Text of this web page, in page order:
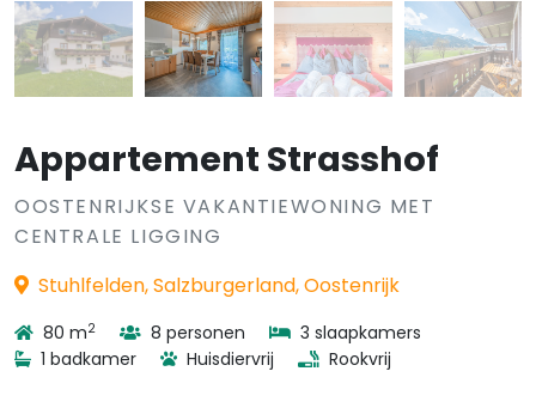
Appartement Strasshof
OOSTENRIJKSE VAKANTIEWONING MET
CENTRALE LIGGING
Stuhlfelden, Salzburgerland, Oostenrijk
80 m2 8 personen
3 slaapkamers
1 badkamer
Huisdiervrij Rookvrij